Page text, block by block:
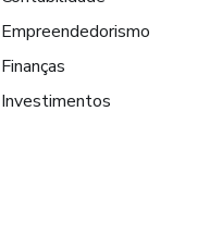
Empreendedorismo
Finanças
Investimentos